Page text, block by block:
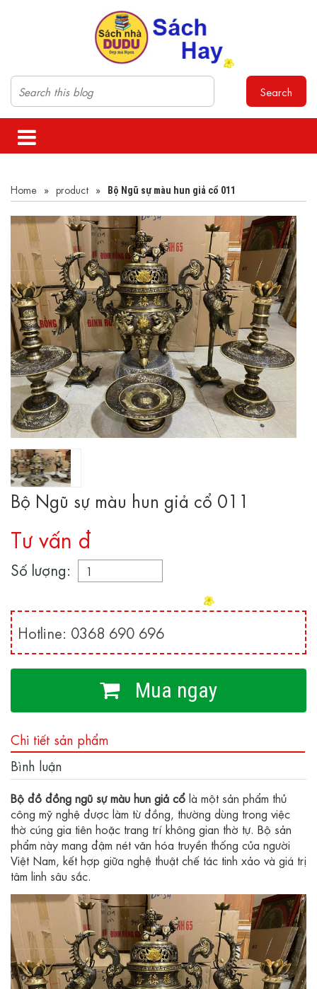
Search
Home » product » Bộ Ngũ sự màu hun giả cổ 011
Bộ Ngũ sự màu hun giả cổ 011
Tư vấn đ
Số lượng:
Hotline: 0368 690 696
Mua ngay
Chi tiết sản phẩm
Bình luận
Bộ đồ đồng ngũ sự màu hun giả cổ là một sản phẩm thủ
công mỹ nghệ được làm từ đồng, thường dùng trong việc
thờ cúng gia tiên hoặc trang trí không gian thờ tự. Bộ sản
phẩm này mang đậm nét văn hóa truyền thống của người
Việt Nam, kết hợp giữa nghệ thuật chế tác tinh xảo và giá trị
tâm linh sâu sắc.